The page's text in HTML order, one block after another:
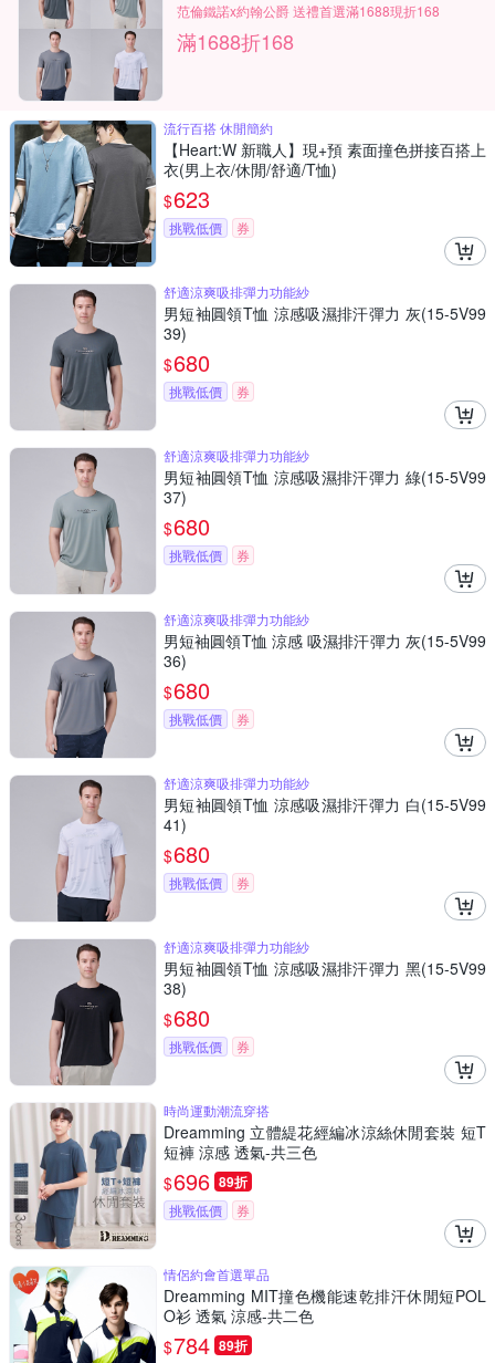
范倫鐵諾x約翰公爵 送禮首選滿1688現折168
滿1688折168
流行百搭 休閒簡約
【Heart:W 新職人】現+預 素面撞色拼接百搭上
衣(男上衣/休閒/舒適/T恤)
$623
挑戰低價 券
舒適涼爽吸排彈力功能紗
男短袖圓領T恤 涼感吸濕排汗彈力 灰(15-5V99
39)
$680
挑戰低價 券
舒適涼爽吸排彈力功能紗
男短袖圓領T恤 涼感吸濕排汗彈力 綠(15-5V99
37)
$680
挑戰低價 券
舒適涼爽吸排彈力功能紗
男短袖圓領T恤 涼感 吸濕排汗彈力 灰(15-5V99
36)
$680
挑戰低價 券
舒適涼爽吸排彈力功能紗
男短袖圓領T恤 涼感吸濕排汗彈力 白(15-5V99
41)
$680
挑戰低價 券
舒適涼爽吸排彈力功能紗
男短袖圓領T恤 涼感吸濕排汗彈力 黑(15-5V99
38)
$680
挑戰低價 券
時尚運動潮流穿搭
Dreamming 立體緹花經編冰涼絲休閒套裝 短T
短褲 涼感 透氣-共三色
$696 89折
挑戰低價 券
情侶約會首選單品
Dreamming MIT撞色機能速乾排汗休閒短POL
O衫 透氣 涼感-共二色
$784 89折